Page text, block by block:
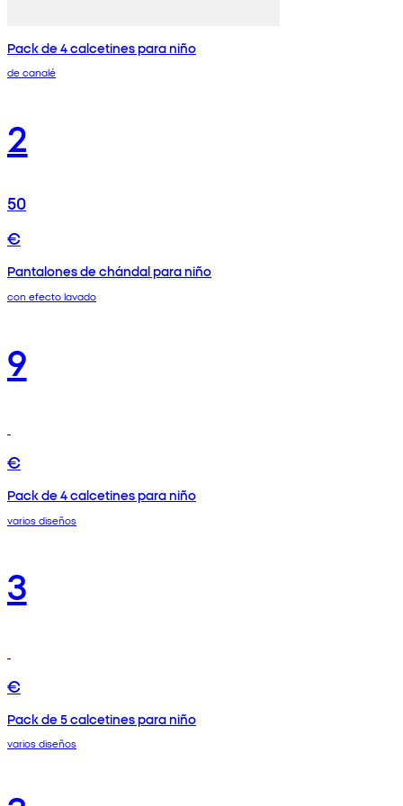
Pack de 4 calcetines para niño
de canalé
2
50
€
Pantalones de chándal para niño
con efecto lavado
9
€
Pack de 4 calcetines para niño
varios diseños
3
€
Pack de 5 calcetines para niño
varios diseños